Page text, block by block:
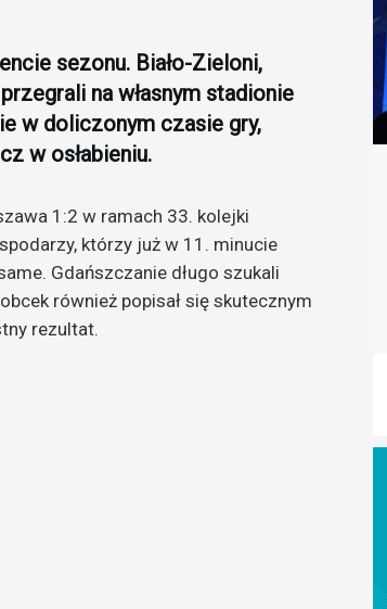
sezonu. Biało-Zieloni,
na własnym stadionie
w doliczonym czasie gry,
w osłabieniu.
1:2 w ramach 33. kolejki
którzy już w 11. minucie
Gdańszczanie długo szukali
również popisał się skutecznym
rezultat.